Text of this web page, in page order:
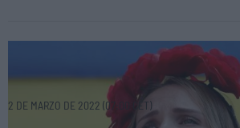
Una mujer protesta contra la invasión de
Rusia en Ciudad de México, el 26 de febrero de
GUTIÉRREZ
2 DE MARZO DE 2022 (07:00 CET)